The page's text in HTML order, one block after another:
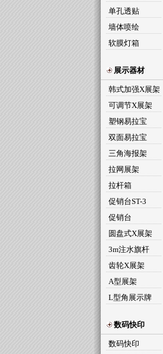
单孔透贴
墙体喷绘
软膜灯箱
展示器材
韩式加强X展架
可调节X展架
塑钢易拉宝
双面易拉宝
三角海报架
拉网展架
拉杆箱
促销台ST-3
促销台
圆盘式X展架
3m注水旗杆
齿轮X展架
A型展架
L型角展示牌
数码快印
数码快印